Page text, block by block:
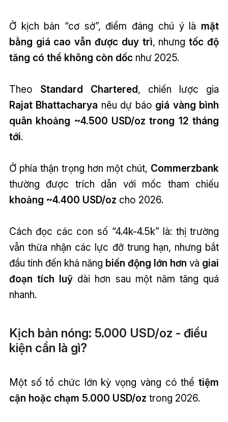
Ở kịch bản “cơ sở”, điểm đáng chú ý là mặt
bằng giá cao vẫn được duy trì, nhưngtốc độ
tăng có thể không còn dốcnhư 2025.
Theo Standard Chartered, chiến lược gia
Rajat Bhattacharya nêu dự báo giá vàng bình
quân khoảng ~4.500 USD/oz trong 12 tháng
tới.
Ở phía thận trọng hơn một chút, Commerzbank
thường được trích dẫn với mốc tham chiếu
khoảng ~4.400 USD/oz cho 2026.
Cách đọc các con số “4.4k-4.5k” là: thị trường
vẫn thừa nhận các lực đỡ trung hạn, nhưng bắt
đầu tính đến khả năng biến động lớn hơn và giai
đoạn tích luỹ dài hơn sau một năm tăng quá
nhanh.
Kịch bản nóng: 5.000 USD/oz - điều
kiện cần là gì?
Một số tổ chức lớn kỳ vọng vàng có thểtiệm
cận hoặc chạm 5.000 USD/oz trong 2026.